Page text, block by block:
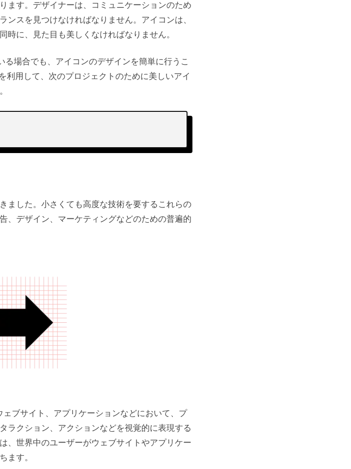
ます。デザイナーは、コミュニケーションのため
ンスを見つけなければなりません。アイコンは、
時に、見た目も美しくなければなりません。
る場合でも、アイコンのデザインを簡単に行うこ
を利用して、次のプロジェクトのために美しいアイ
る
る
ン
ました。小さくても高度な技術を要するこれらの
、デザイン、マーケティングなどのための普遍的
ブサイト、アプリケーションなどにおいて、プ
ラクション、アクションなどを視覚的に表現する
、世界中のユーザーがウェブサイトやアプリケー
ます。